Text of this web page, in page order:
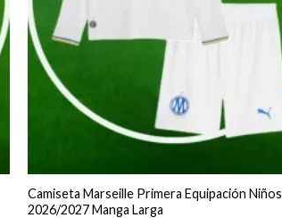
Camiseta Marseille Primera Equipación Niños
2026/2027 Manga Larga